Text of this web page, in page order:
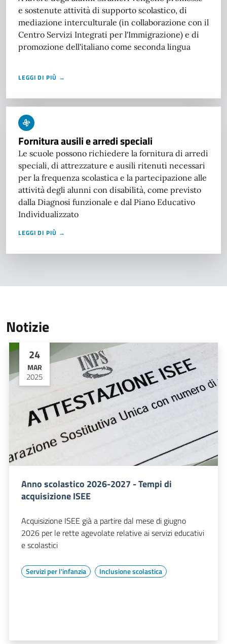
e sostenute attività di supporto scolastico, di
mediazione interculturale (in collaborazione con il
Centro Servizi Integrati per l'Immigrazione) e di
promozione dell'italiano come seconda lingua
LEGGI DI PIÙ →
Fornitura ausili e arredi speciali
Le scuole possono richiedere la fornitura di arredi
speciali, di attrezzature e ausili ritenuti necessari
per la frequenza scolastica e la partecipazione alle
attività degli alunni con disabilità, come previsto
dalla Diagnosi funzionale e dal Piano Educativo
Individualizzato
LEGGI DI PIÙ →
Notizie
24
MAR
2025
Anno scolastico 2026-2027 - Tempi di
acquisizione ISEE
Acquisizione ISEE già a partire dal mese di giugno
2026 per le rette agevolate relative ai servizi educativi
e scolastici
Servizi per l'infanzia Inclusione scolastica